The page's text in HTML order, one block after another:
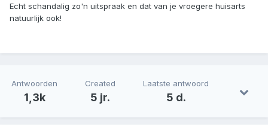
Echt schandalig zo'n uitspraak en dat van je vroegere huisarts
natuurlijk ook!
Antwoorden
1,3k
Created
5 jr.
Laatste antwoord
5 d.